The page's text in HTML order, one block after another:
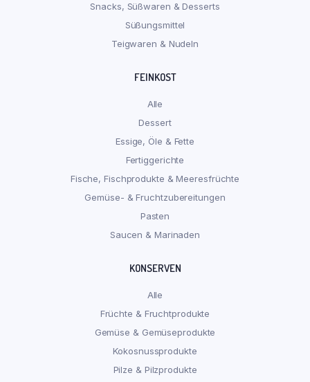
Snacks, Süßwaren & Desserts
Süßungsmittel
Teigwaren & Nudeln
FEINKOST
Alle
Dessert
Essige, Öle & Fette
Fertiggerichte
Fische, Fischprodukte & Meeresfrüchte
Gemüse- & Fruchtzubereitungen
Pasten
Saucen & Marinaden
KONSERVEN
Alle
Früchte & Fruchtprodukte
Gemüse & Gemüseprodukte
Kokosnussprodukte
Pilze & Pilzprodukte